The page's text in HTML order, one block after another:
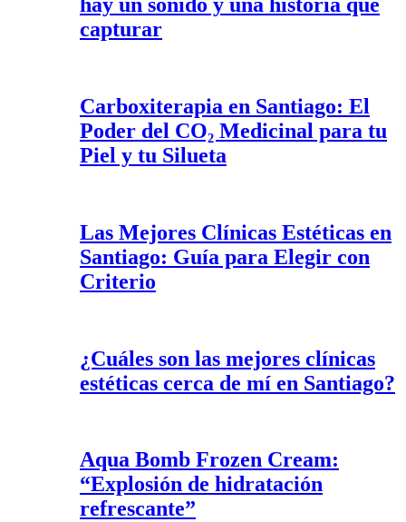
capturar
Carboxiterapia en Santiago: El
Poder del CO₂ Medicinal para tu
Piel y tu Silueta
Las Mejores Clínicas Estéticas en
Santiago: Guía para Elegir con
Criterio
¿Cuáles son las mejores clínicas
estéticas cerca de mí en Santiago?
Aqua Bomb Frozen Cream:
“Explosión de hidratación
refrescante”